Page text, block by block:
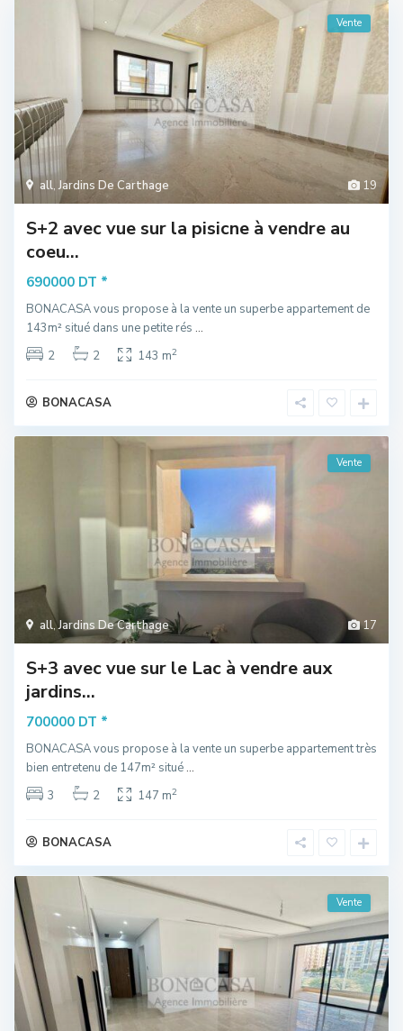
19
all,Jardins De Carthage
Vente
S+2 avec vue sur la pisicne à vendre au
coeu...
690000 DT *
BONACASA vous propose à la vente un superbe appartement de
143m² situé dans une petite rés ...
2
2 143 m2
BONACASA
17
all,Jardins De Carthage
Vente
S+3 avec vue sur le Lac à vendre aux
jardins...
700000 DT *
BONACASA vous propose à la vente un superbe appartement très
bien entretenu de 147m² situé...
3
2 147 m2
BONACASA
Vente